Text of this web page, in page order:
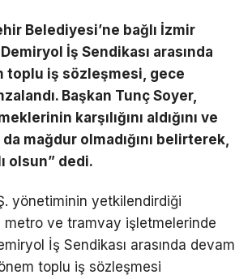
Belediyesi’ne bağlı İzmir
İş Sendikası arasında
toplu iş sözleşmesi, gece
Başkan Tunç Soyer,
karşılığını aldığını ve
mağdur olmadığını belirterek,
olsun” dedi.
yönetiminin yetkilendirdiği
metro ve tramvay işletmelerinde
İş Sendikası arasında devam
toplu iş sözleşmesi